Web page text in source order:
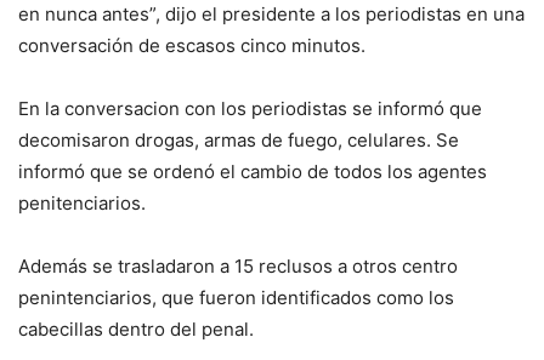
en nunca antes”, dijo el presidente a los periodistas en una
conversación de escasos cinco minutos.
En la conversacion con los periodistas se informó que
decomisaron drogas, armas de fuego, celulares. Se
informó que se ordenó el cambio de todos los agentes
penitenciarios.
Además se trasladaron a 15 reclusos a otros centro
penintenciarios, que fueron identificados como los
cabecillas dentro del penal.